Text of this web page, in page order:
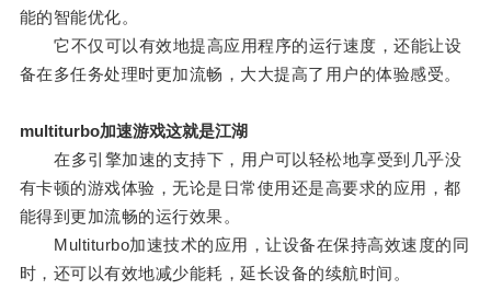
能的智能优化。
它不仅可以有效地提高应用程序的运行速度，还能让设
备在多任务处理时更加流畅，大大提高了用户的体验感受。
multiturbo加速游戏这就是江湖
在多引擎加速的支持下，用户可以轻松地享受到几乎没
有卡顿的游戏体验，无论是日常使用还是高要求的应用，都
能得到更加流畅的运行效果。
Multiturbo加速技术的应用，让设备在保持高效速度的同
时，还可以有效地减少能耗，延长设备的续航时间。